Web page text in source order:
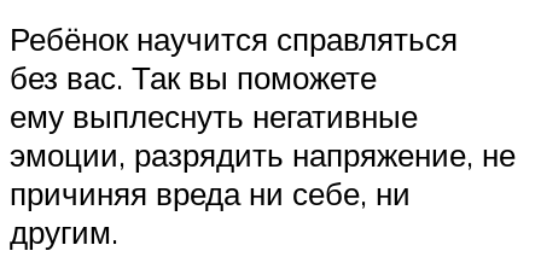
Ребёнок научится справляться
без вас. Так вы поможете
ему выплеснуть негативные
эмоции, разрядить напряжение, не
причиняя вреда ни себе, ни
другим.